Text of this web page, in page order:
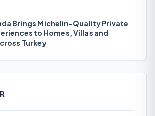
Brings Michelin-Quality Private
to Homes, Villas and
Turkey